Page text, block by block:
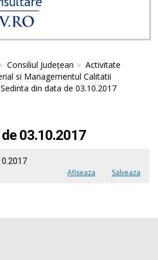
Consiliul Județean
Activitate
si Managementul Calitatii
Sedinta din data de 03.10.2017
03.10.2017
Afiseaza Salveaza